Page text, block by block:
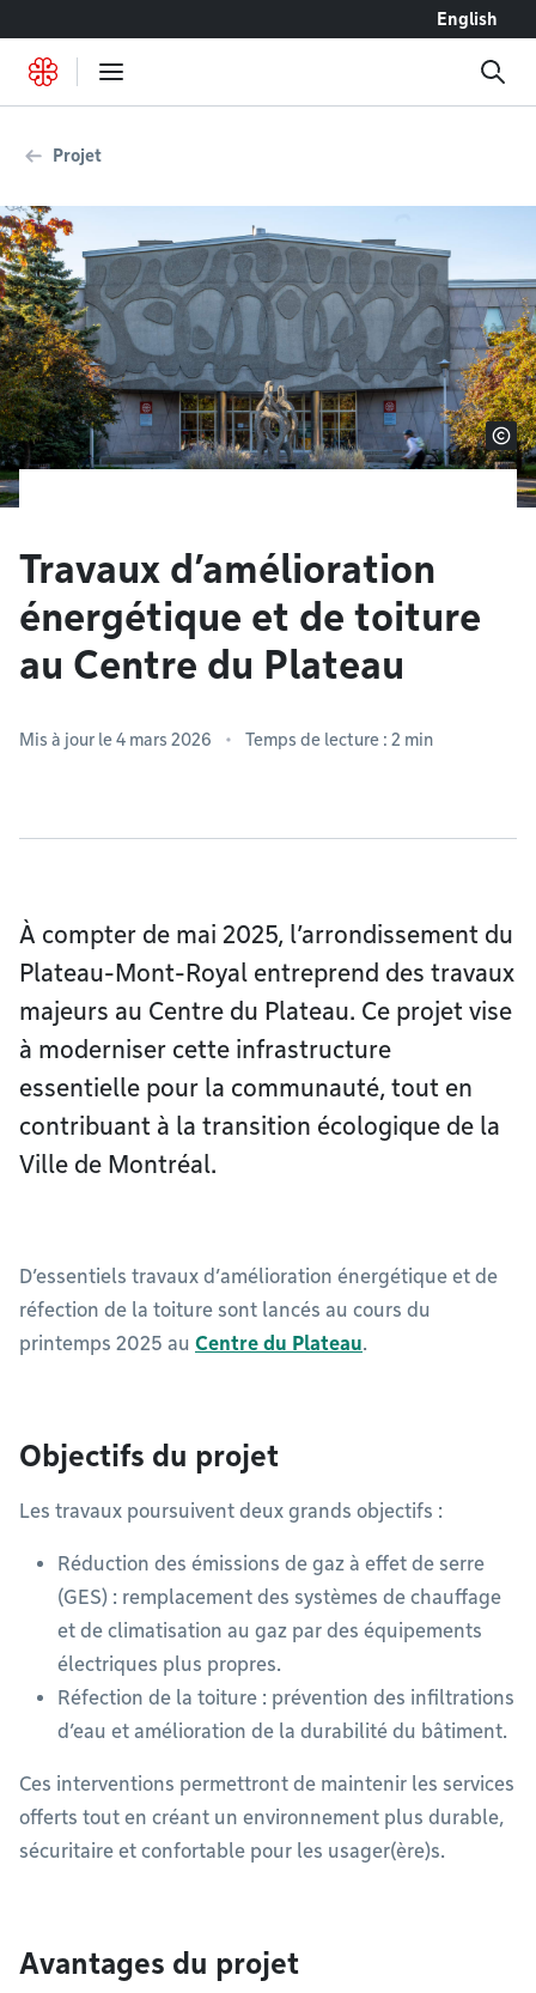
English
Projet
Travaux d’amélioration
énergétique et de toiture
au Centre du Plateau
Mis à jour le 4 mars 2026 Temps de lecture : 2 min
À compter de mai 2025, l’arrondissement du
Plateau-Mont-Royal entreprend des travaux
majeurs au Centre du Plateau. Ce projet vise
à moderniser cette infrastructure
essentielle pour la communauté, tout en
contribuant à la transition écologique de la
Ville de Montréal.
D’essentiels travaux d’amélioration énergétique et de
réfection de la toiture sont lancés au cours du
printemps 2025 au Centre du Plateau.
Objectifs du projet
Les travaux poursuivent deux grands objectifs :
Réduction des émissions de gaz à effet de serre
(GES) : remplacement des systèmes de chauffage
et de climatisation au gaz par des équipements
électriques plus propres.
Réfection de la toiture : prévention des infiltrations
d’eau et amélioration de la durabilité du bâtiment.
Ces interventions permettront de maintenir les services
offerts tout en créant un environnement plus durable,
sécuritaire et confortable pour les usager(ère)s.
Avantages du projet